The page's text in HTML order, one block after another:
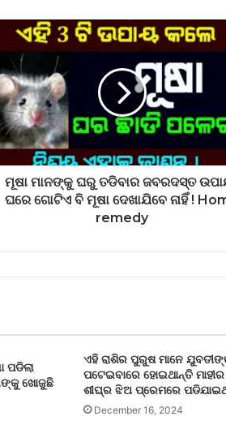
ମୂଷା ମାନଙ୍କୁ ଘରୁ ତଡିବାର ଜବରଦସ୍ତ
ଘରେ ଗୋଟିଏ ବି ମୂଷା ଦେଖାଯିବେ ନାହିଁ !
remedy
ପଡିଲା
ଖୋଜୁଛି
ଏହି ରାଶିର ପୁରୁଷ ମାନେ
ପଟେଇବାରେ ହୋଇଥାନ୍ତି
ଶୀଘ୍ର ଝିଅ ପ୍ରେମରେ
December 16, 2024